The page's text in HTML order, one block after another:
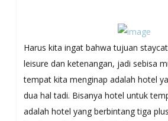
Harus kita ingat bahwa tujuan
leisure dan ketenangan, jadi sebisa
tempat kita menginap adalah hotel
dua hal tadi. Bisanya hotel untuk
adalah hotel yang berbintang tiga